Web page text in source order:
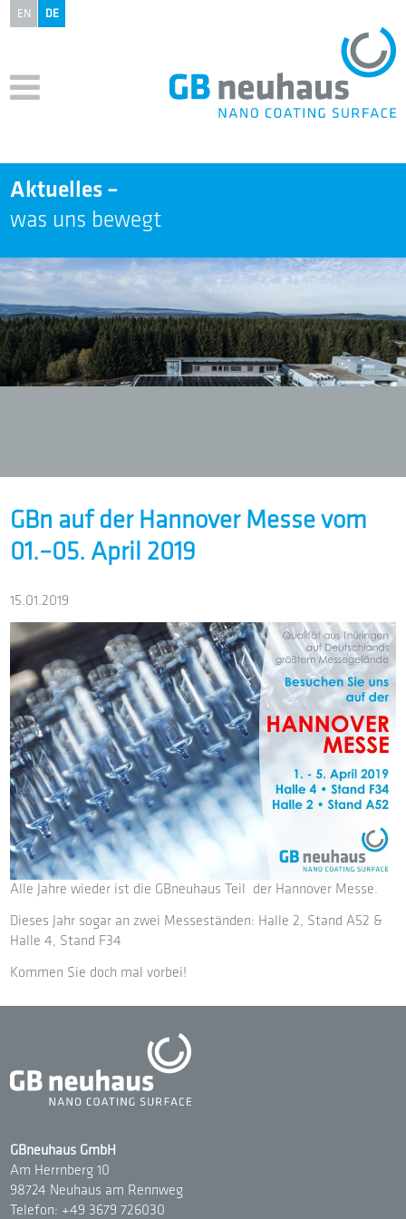
EN DE
Aktuelles –
was uns bewegt
GBn auf der Hannover Messe vom
01.–05. April 2019
15.01.2019
Alle Jahre wieder ist die GBneuhaus Teil der Hannover Messe.
Dieses Jahr sogar an zwei Messeständen: Halle 2, Stand A52 &
Halle 4, Stand F34
Kommen Sie doch mal vorbei!
GBneuhaus GmbH
Am Herrnberg 10
98724 Neuhaus am Rennweg
Telefon: +49 3679 726030